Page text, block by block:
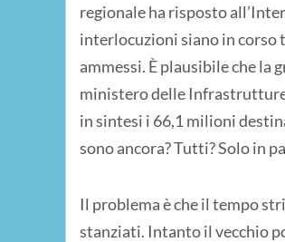
regionale ha risposto
interlocuzioni siano in corso
ammessi. È plausibile che la
ministero delle Infrastrutture
in sintesi i 66,1 milioni
sono ancora? Tutti? Solo in
Il problema è che il tempo
stanziati. Intanto il vecchio